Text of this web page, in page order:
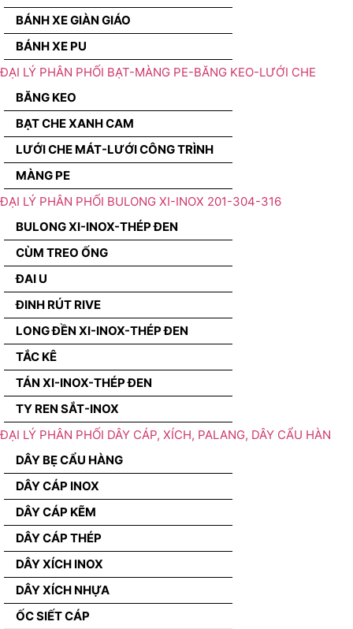
BÁNH XE GIÀN GIÁO
BÁNH XE PU
ĐẠI LÝ PHÂN PHỐI BẠT-MÀNG PE-BĂNG KEO-LƯỚI CHE
BĂNG KEO
BẠT CHE XANH CAM
LƯỚI CHE MÁT-LƯỚI CÔNG TRÌNH
MÀNG PE
ĐẠI LÝ PHÂN PHỐI BULONG XI-INOX 201-304-316
BULONG XI-INOX-THÉP ĐEN
CÙM TREO ỐNG
ĐAI U
ĐINH RÚT RIVE
LONG ĐỀN XI-INOX-THÉP ĐEN
TẮC KÊ
TÁN XI-INOX-THÉP ĐEN
TY REN SẮT-INOX
ĐẠI LÝ PHÂN PHỐI DÂY CÁP, XÍCH, PALANG, DÂY CẨU HÀN
DÂY BẸ CẨU HÀNG
DÂY CÁP INOX
DÂY CÁP KẼM
DÂY CÁP THÉP
DÂY XÍCH INOX
DÂY XÍCH NHỰA
ỐC SIẾT CÁP